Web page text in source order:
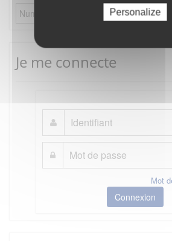
Personalize
Je me connecte
Mot
Connexion